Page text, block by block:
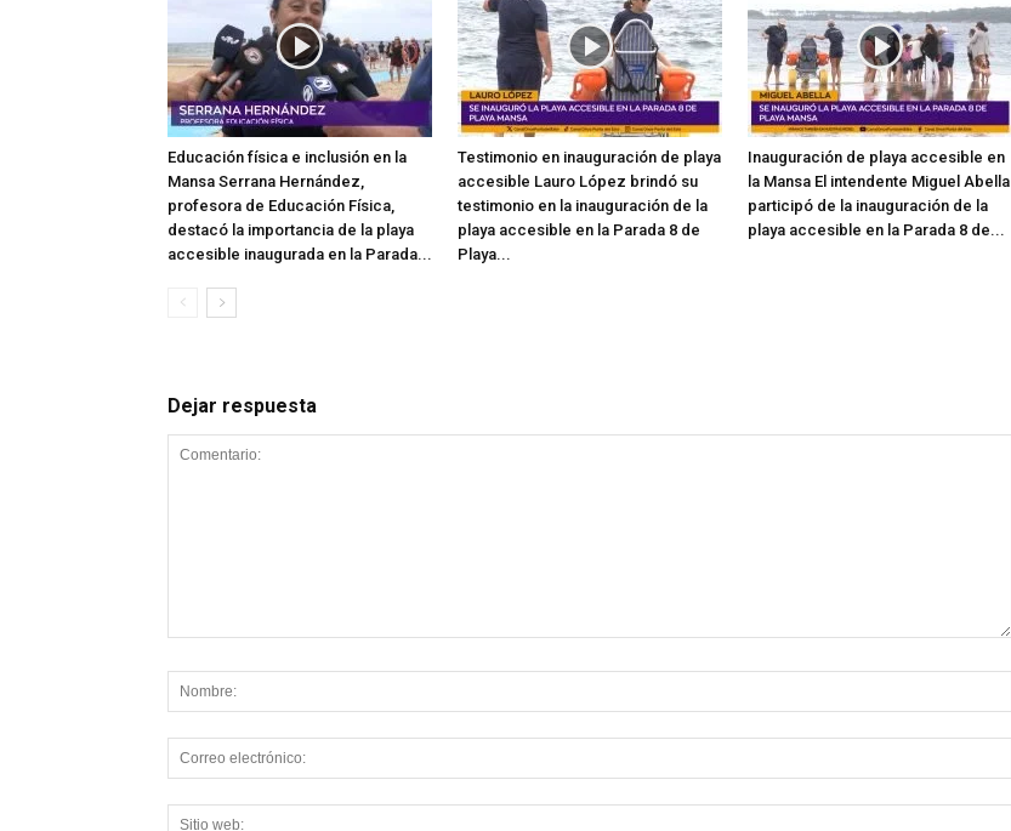
Educación física e inclusión en la
Mansa Serrana Hernández,
profesora de Educación Física,
destacó la importancia de la playa
accesible inaugurada en la Parada...
Testimonio en inauguración de playa
accesible Lauro López brindó su
testimonio en la inauguración de la
playa accesible en la Parada 8 de
Playa...
Inauguración de playa accesible en
la Mansa El intendente Miguel Abella
participó de la inauguración de la
playa accesible en la Parada 8 de...
Dejar respuesta